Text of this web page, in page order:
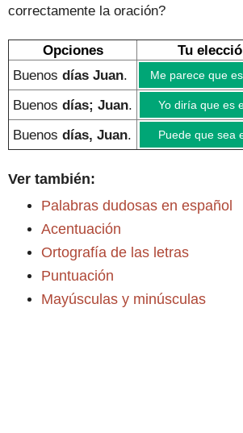
correctamente la oración?
Opciones
Tu
Buenos días Juan. Me parece que
Buenos días; Juan. Yo diría que es
Buenos días, Juan. Puede que sea
Ver también:
Palabras dudosas en español
Acentuación
Ortografía de las letras
Puntuación
Mayúsculas y minúsculas